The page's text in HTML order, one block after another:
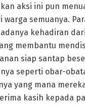
aksi ini pun
semuanya.
kehadiran
membantu
siap santap
seperti obar-
yang mana
kasih kepada